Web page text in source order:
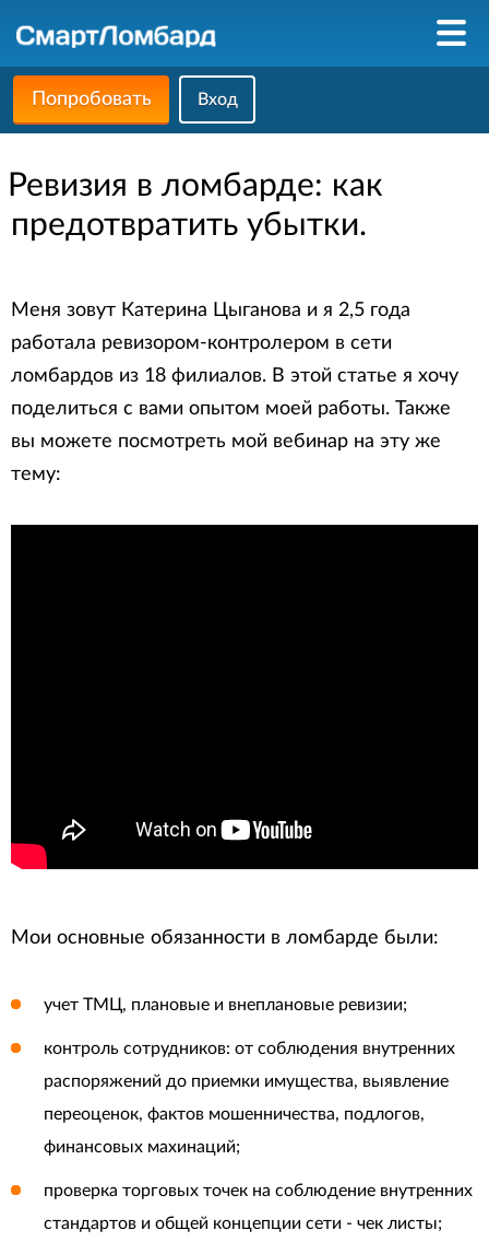
Попробовать Вход
Ревизия в ломбарде: как
предотвратить убытки.
Меня зовут Катерина Цыганова и я 2,5 года
работала ревизором-контролером в сети
ломбардов из 18 филиалов. В этой статье я хочу
поделиться с вами опытом моей работы. Также
вы можете посмотреть мой вебинар на эту же
тему:
Мои основные обязанности в ломбарде были:
учет ТМЦ, плановые и внеплановые ревизии;
контроль сотрудников: от соблюдения внутренних
распоряжений до приемки имущества, выявление
переоценок, фактов мошенничества, подлогов,
финансовых махинаций;
проверка торговых точек на соблюдение внутренних
стандартов и общей концепции сети - чек листы;